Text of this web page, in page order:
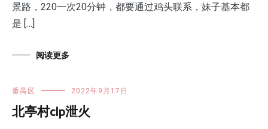
景路，220一次20分钟，都要通过鸡头联系，妹子基本都
是 […]
阅读更多
番禺区 2022年9月17日
北亭村clp泄火